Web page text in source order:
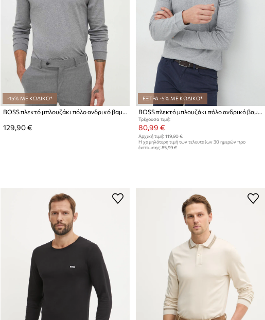
-15% ΜΕ ΚΩΔΙΚΟ*
BOSS πλεκτό μπλουζάκι πόλο ανδρικό βαμβακερό Pado 30
129,90 €
ΕΞΤΡΑ -5% ΜΕ ΚΩΔΙΚΟ*
BOSS πλεκτό μπλουζάκι πόλο ανδρικό βαμβακερό Pado 30
Τρέχουσα τιμή:
80,99 €
Αρχική τιμή: 119,90 €
Η χαμηλότερη τιμή των τελευταίων 30 ημερών προ
έκπτωσης: 85,99 €